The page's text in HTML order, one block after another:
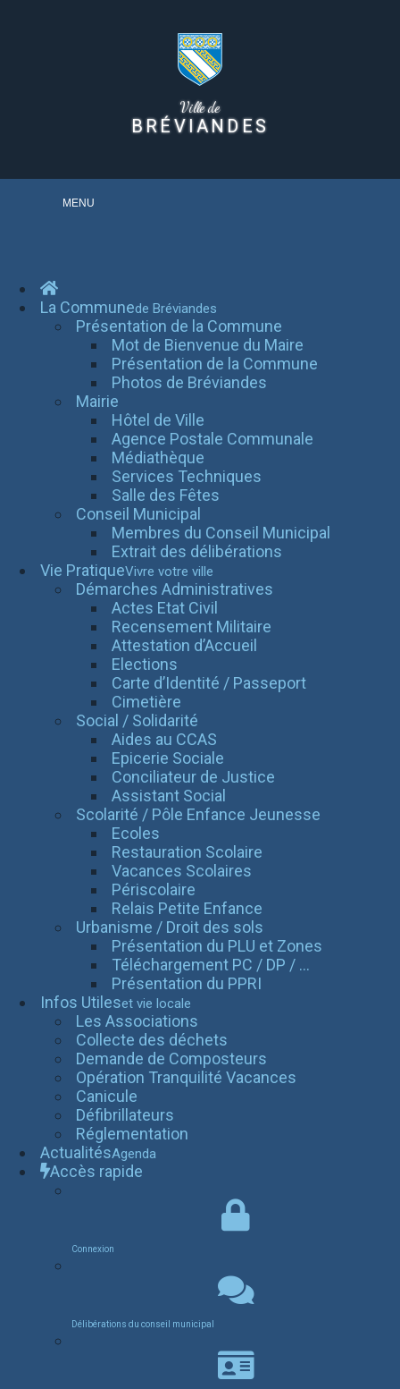
Ville de
BRÉVIANDES
MENU
La Communede Bréviandes
Présentation de la Commune
Mot de Bienvenue du Maire
Présentation de la Commune
Photos de Bréviandes
Mairie
Hôtel de Ville
Agence Postale Communale
Médiathèque
Services Techniques
Salle des Fêtes
Conseil Municipal
Membres du Conseil Municipal
Extrait des délibérations
Vie PratiqueVivre votre ville
Démarches Administratives
Actes Etat Civil
Recensement Militaire
Attestation d’Accueil
Elections
Carte d’Identité / Passeport
Cimetière
Social / Solidarité
Aides au CCAS
Epicerie Sociale
Conciliateur de Justice
Assistant Social
Scolarité / Pôle Enfance Jeunesse
Ecoles
Restauration Scolaire
Vacances Scolaires
Périscolaire
Relais Petite Enfance
Urbanisme / Droit des sols
Présentation du PLU et Zones
Téléchargement PC / DP / ...
Présentation du PPRI
Infos Utileset vie locale
Les Associations
Collecte des déchets
Demande de Composteurs
Opération Tranquilité Vacances
Canicule
Défibrillateurs
Réglementation
ActualitésAgenda
Accès rapide
Connexion
Délibérations du conseil municipal